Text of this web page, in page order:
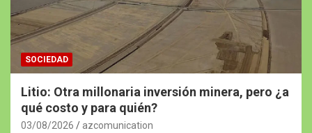
SOCIEDAD
Litio: Otra millonaria inversión minera, pero ¿a
qué costo y para quién?
03/08/2026 azcomunication